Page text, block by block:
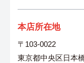
本店所在地
〒103-0022
東京都中央区日本